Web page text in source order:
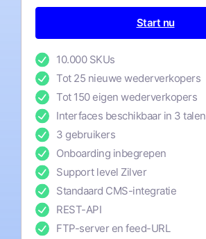
Start nu
10.000 SKUs
Tot 25 nieuwe wederverkopers
Tot 150 eigen wederverkopers
Interfaces beschikbaar in 3 talen
3 gebruikers
Onboarding inbegrepen
Support level Zilver
Standaard CMS-integratie
REST-API
FTP-server en feed-URL